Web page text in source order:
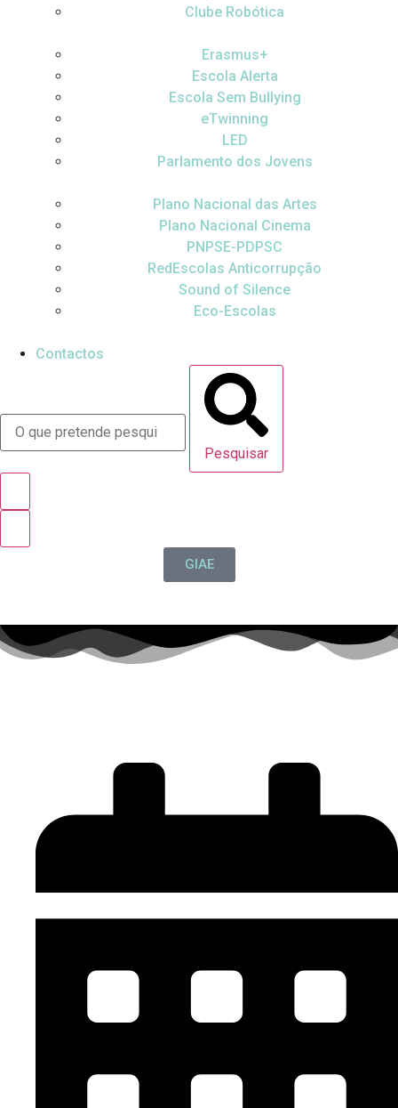
Clube Robótica
Erasmus+
Escola Alerta
Escola Sem Bullying
eTwinning
LED
Parlamento dos Jovens
Plano Nacional das Artes
Plano Nacional Cinema
PNPSE-PDPSC
RedEscolas Anticorrupção
Sound of Silence
Eco-Escolas
Contactos
Pesquisar
GIAE